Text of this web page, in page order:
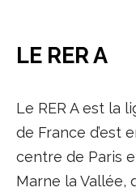
LE RER A
Le RER A est la
de France d’est
centre de Paris
Marne la Vallée,